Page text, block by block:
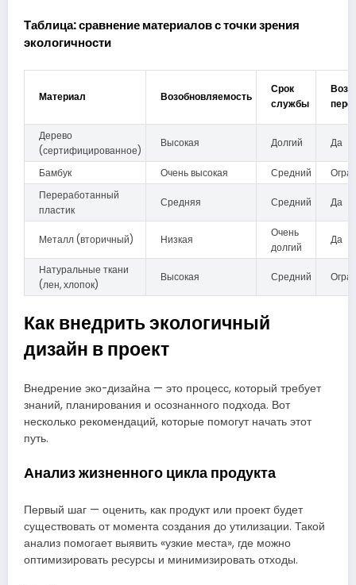
Таблица: сравнение материалов с точки зрения
экологичности
Материал Возобновляемость
Срок
службы
Дерево
(сертифицированное)
Высокая Долгий Да
Бамбук Очень высокая Средний
Переработанный
пластик
Средняя Средний Да
Металл (вторичный) Низкая
Очень
долгий
Да
Натуральные ткани
(лен, хлопок)
Высокая Средний
Как внедрить экологичный
дизайн в проект
Внедрение эко-дизайна — это процесс, который требует
знаний, планирования и осознанного подхода. Вот
несколько рекомендаций, которые помогут начать этот
путь.
Анализ жизненного цикла продукта
Первый шаг — оценить, как продукт или проект будет
существовать от момента создания до утилизации. Такой
анализ помогает выявить «узкие места», где можно
оптимизировать ресурсы и минимизировать отходы.